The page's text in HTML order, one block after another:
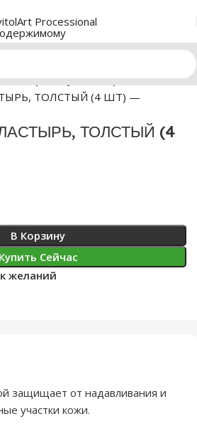
и супинаторы
увеличить
ТОЛСТЫЙ (4
В Корзину
Купить Сейчас
желаний
защищает от надавливания и
участки кожи.